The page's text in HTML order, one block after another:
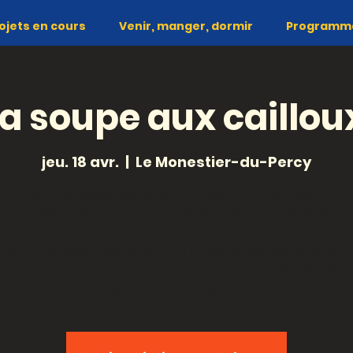
en cours Venir, manger, dormir
soupe aux
jeu. 18 avr.
  |
Le Monestier-du-Percy